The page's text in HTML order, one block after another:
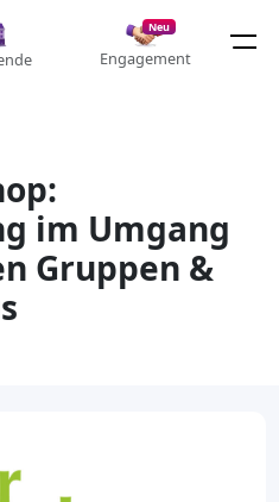
Neu
Engagement
im Umgang
Gruppen &